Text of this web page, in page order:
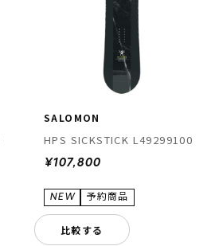
SALOMON
HPS SICKSTICK L49299100
¥107,800
比較する